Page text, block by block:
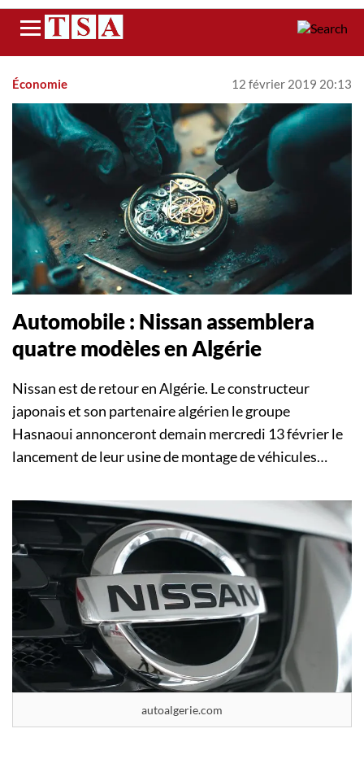
Menu
Économie 12 février 2019 20:13
Automobile : Nissan assemblera
quatre modèles en Algérie
Nissan est de retour en Algérie. Le constructeur
japonais et son partenaire algérien le groupe
Hasnaoui annonceront demain mercredi 13 février le
lancement de leur usine de montage de véhicules…
autoalgerie.com